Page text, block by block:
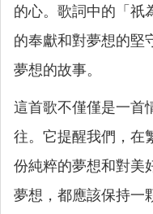
的心。歌詞中的「祇
的奉獻和對夢想的堅
夢想的故事。
這首歌不僅僅是一首
往。它提醒我們，在
份純粹的夢想和對美
夢想，都應該保持一